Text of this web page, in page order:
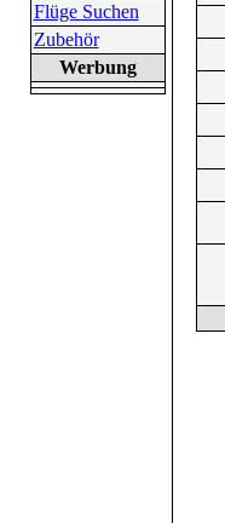
Flüge Suchen
Zubehör
Werbung